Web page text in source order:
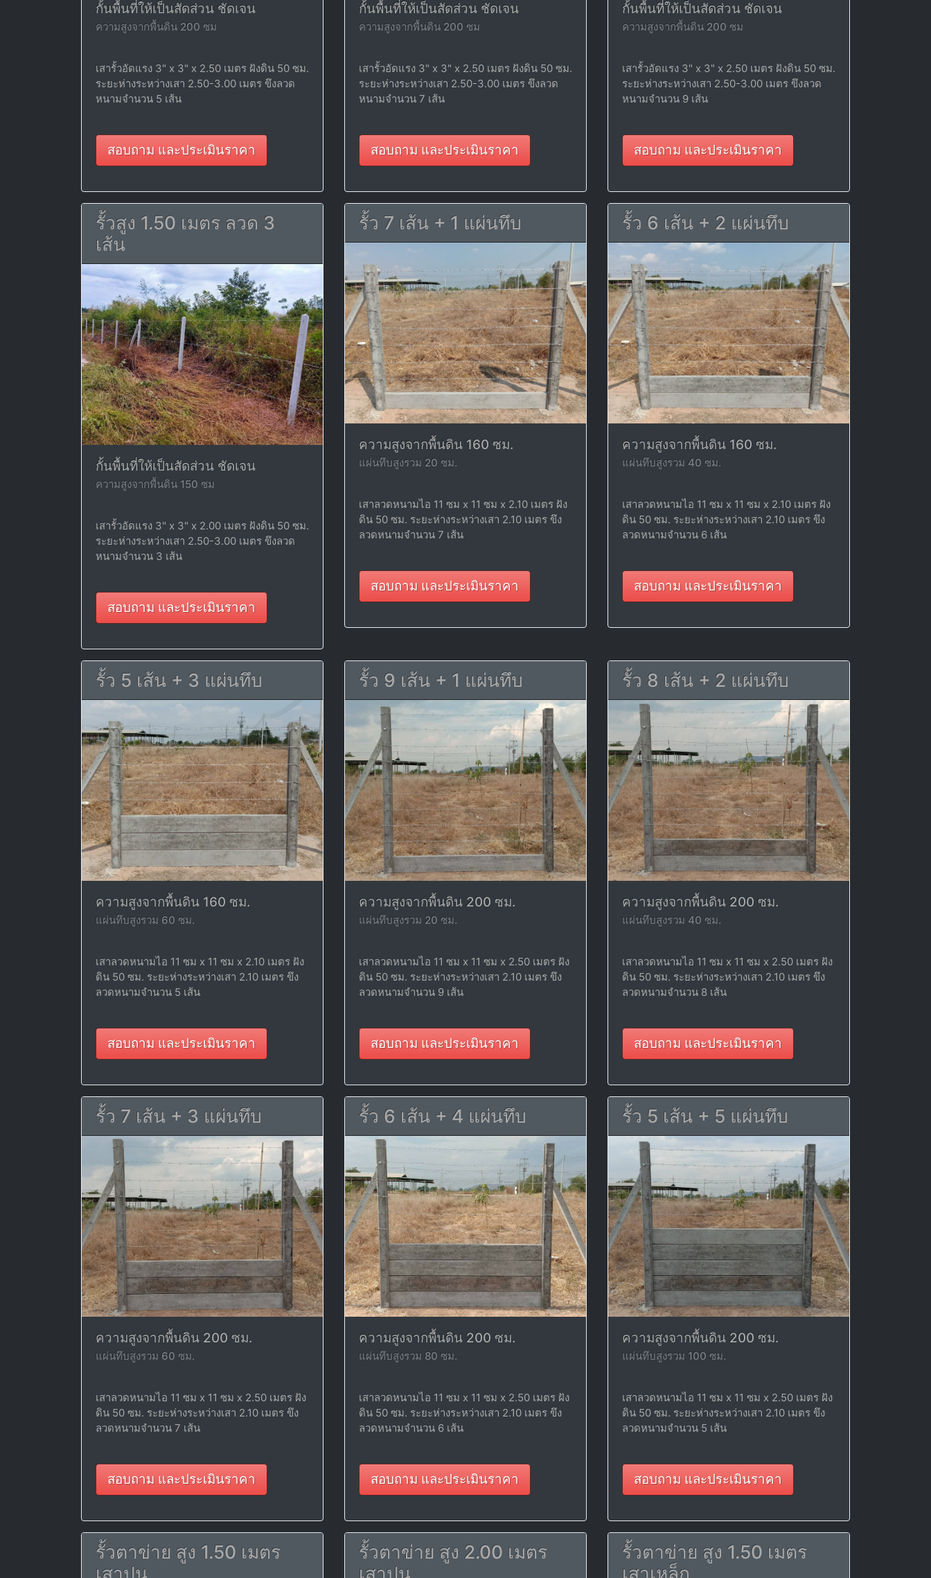
กั้นพื้นที่ให้เป็นสัดส่วน ชัดเจน
ความสูงจากพื้นดิน 200 ซม
เสารั้วอัดแรง 3" x 3" x 2.50 เมตร ฝังดิน 50 ซม.
ระยะห่างระหว่างเสา 2.50-3.00 เมตร ขึงลวด
หนามจำนวน 5 เส้น
สอบถาม และประเมินราคา
กั้นพื้นที่ให้เป็นสัดส่วน ชัดเจน
ความสูงจากพื้นดิน 200 ซม
เสารั้วอัดแรง 3" x 3" x 2.50 เมตร ฝังดิน 50 ซม.
ระยะห่างระหว่างเสา 2.50-3.00 เมตร ขึงลวด
หนามจำนวน 7 เส้น
สอบถาม และประเมินราคา
กั้นพื้นที่ให้เป็นสัดส่วน ชัดเจน
ความสูงจากพื้นดิน 200 ซม
เสารั้วอัดแรง 3" x 3" x 2.50 เมตร ฝังดิน 50 ซม.
ระยะห่างระหว่างเสา 2.50-3.00 เมตร ขึงลวด
หนามจำนวน 9 เส้น
สอบถาม และประเมินราคา
รั้วสูง 1.50 เมตร ลวด 3
เส้น
กั้นพื้นที่ให้เป็นสัดส่วน ชัดเจน
ความสูงจากพื้นดิน 150 ซม
เสารั้วอัดแรง 3" x 3" x 2.00 เมตร ฝังดิน 50 ซม.
ระยะห่างระหว่างเสา 2.50-3.00 เมตร ขึงลวด
หนามจำนวน 3 เส้น
สอบถาม และประเมินราคา
รั้ว 7 เส้น + 1 แผ่นทึบ
ความสูงจากพื้นดิน 160 ซม.
แผ่นทึบสูงรวม 20 ซม.
เสาลวดหนามไอ 11 ซม x 11 ซม x 2.10 เมตร ฝัง
ดิน 50 ซม. ระยะห่างระหว่างเสา 2.10 เมตร ขึง
ลวดหนามจำนวน 7 เส้น
สอบถาม และประเมินราคา
รั้ว 6 เส้น + 2 แผ่นทึบ
ความสูงจากพื้นดิน 160 ซม.
แผ่นทึบสูงรวม 40 ซม.
เสาลวดหนามไอ 11 ซม x 11 ซม x 2.10 เมตร ฝัง
ดิน 50 ซม. ระยะห่างระหว่างเสา 2.10 เมตร ขึง
ลวดหนามจำนวน 6 เส้น
สอบถาม และประเมินราคา
รั้ว 5 เส้น + 3 แผ่นทึบ
ความสูงจากพื้นดิน 160 ซม.
แผ่นทึบสูงรวม 60 ซม.
เสาลวดหนามไอ 11 ซม x 11 ซม x 2.10 เมตร ฝัง
ดิน 50 ซม. ระยะห่างระหว่างเสา 2.10 เมตร ขึง
ลวดหนามจำนวน 5 เส้น
สอบถาม และประเมินราคา
รั้ว 9 เส้น + 1 แผ่นทึบ
ความสูงจากพื้นดิน 200 ซม.
แผ่นทึบสูงรวม 20 ซม.
เสาลวดหนามไอ 11 ซม x 11 ซม x 2.50 เมตร ฝัง
ดิน 50 ซม. ระยะห่างระหว่างเสา 2.10 เมตร ขึง
ลวดหนามจำนวน 9 เส้น
สอบถาม และประเมินราคา
รั้ว 8 เส้น + 2 แผ่นทึบ
ความสูงจากพื้นดิน 200 ซม.
แผ่นทึบสูงรวม 40 ซม.
เสาลวดหนามไอ 11 ซม x 11 ซม x 2.50 เมตร ฝัง
ดิน 50 ซม. ระยะห่างระหว่างเสา 2.10 เมตร ขึง
ลวดหนามจำนวน 8 เส้น
สอบถาม และประเมินราคา
รั้ว 7 เส้น + 3 แผ่นทึบ
ความสูงจากพื้นดิน 200 ซม.
แผ่นทึบสูงรวม 60 ซม.
เสาลวดหนามไอ 11 ซม x 11 ซม x 2.50 เมตร ฝัง
ดิน 50 ซม. ระยะห่างระหว่างเสา 2.10 เมตร ขึง
ลวดหนามจำนวน 7 เส้น
สอบถาม และประเมินราคา
รั้ว 6 เส้น + 4 แผ่นทึบ
ความสูงจากพื้นดิน 200 ซม.
แผ่นทึบสูงรวม 80 ซม.
เสาลวดหนามไอ 11 ซม x 11 ซม x 2.50 เมตร ฝัง
ดิน 50 ซม. ระยะห่างระหว่างเสา 2.10 เมตร ขึง
ลวดหนามจำนวน 6 เส้น
สอบถาม และประเมินราคา
รั้ว 5 เส้น + 5 แผ่นทึบ
ความสูงจากพื้นดิน 200 ซม.
แผ่นทึบสูงรวม 100 ซม.
เสาลวดหนามไอ 11 ซม x 11 ซม x 2.50 เมตร ฝัง
ดิน 50 ซม. ระยะห่างระหว่างเสา 2.10 เมตร ขึง
ลวดหนามจำนวน 5 เส้น
สอบถาม และประเมินราคา
รั้วตาข่าย สูง 1.50 เมตร
เสาปูน
รั้วตาข่าย สูง 2.00 เมตร
เสาปูน
รั้วตาข่าย สูง 1.50 เมตร
เสาเหล็ก